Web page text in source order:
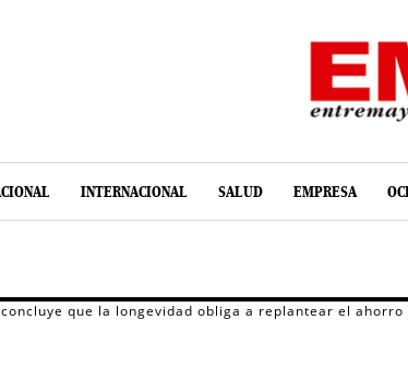
INTERNACIONAL SALUD EMPRESA
que la longevidad obliga a replantear el